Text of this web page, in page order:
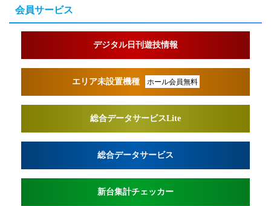
会員サービス
デジタル日刊遊技情報
エリア未設置機種 ホール会員無料
総合データサービスLite
総合データサービス
新台集計チェッカー